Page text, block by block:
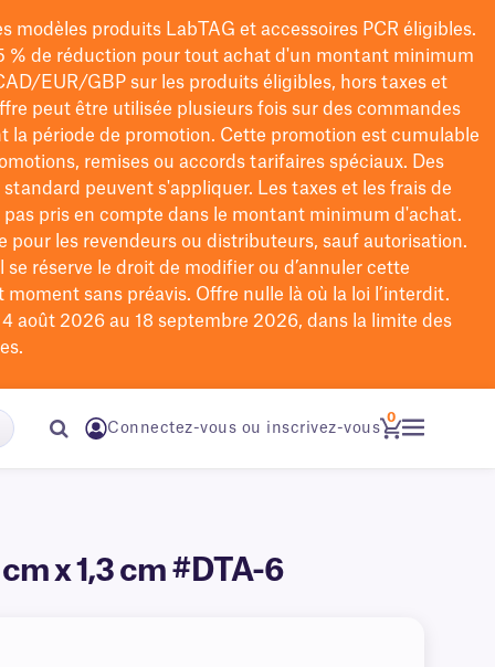
modèles produits LabTAG et accessoires PCR éligibles.
% de réduction pour tout achat d'un montant minimum
EUR/GBPsur les produits éligibles, hors taxes et
peut être utilisée plusieurs fois sur des commandes
la période de promotion. Cette promotion est cumulable
remises ou accords tarifaires spéciaux. Des
peuvent s'appliquer. Les taxes et les frais de
pas pris en compte dans le montant minimum d'achat.
pour les revendeurs ou distributeurs, sauf autorisation.
réserve le droit de modifierou d’annuler cette
moment sans préavis. Offre nulle là où la loi l’interdit.
août 2026 au 18 septembre 2026, dans la limite des
Connectez-vous ou inscrivez-vous
0
x 1,3 cm #DTA-6